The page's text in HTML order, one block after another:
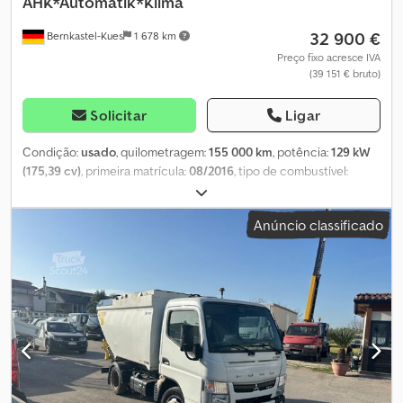
Bernkastel-Kues 1 678 km 32 900 €
Preço fixo acresce IVA
(39 151 € bruto)
Solicitar Ligar
Condição:usado, quilometragem:155 000 km, potência:129 kW
(175,39 cv), primeira matrícula:08/2016, tipo de combustível:
, configuração de eixo:
branco, tipo de engrenagem:automático, classe de emissão:
, largura total:2 550 mm,
22 m³
comprimento do espaço de carga:
, largura do espaço
de carga:
, altura do espaço de carga: 2 130 mm
fabrico: 2016, Equipamento:ABS, ar condicionado, filtro de
partículas, plataforma elevatória traseira, programa eletrónico
de estabilidade (ESP)
, * Carroçaria Orten CityLifter em alumínio
integral * Certificado de acordo com VDI 2700 e seguintes e DIN
EN 12642, Categoria XL * Carta de condução, categoria 3: 7.490 kg
de peso bruto, 3.340 kg de carga útil Dedpfx Apjzp Swwoijck *
Anúncio classificado